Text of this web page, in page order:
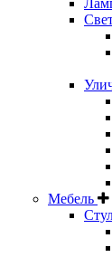
Мебель